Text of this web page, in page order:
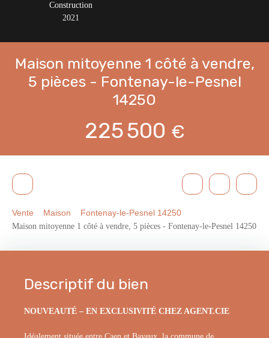
Construction
2021
Maison mitoyenne 1 côté à vendre,
5 pièces - Fontenay-le-Pesnel
14250
225 500 €
Vente Maison
Fontenay-le-Pesnel 14250
Maison mitoyenne 1 côté à vendre, 5 pièces - Fontenay-le-Pesnel 14250
Descriptif du bien
NOUVEAUTÉ – EN EXCLUSIVITÉ CHEZ AGENT.CIE